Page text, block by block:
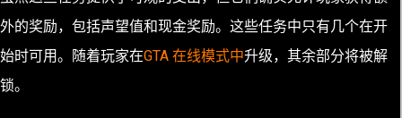
外的奖励，包括声望值和现金奖励。这些任务中只有几个在开
始时可用。随着玩家在GTA 在线模式中升级，其余部分将被解
锁。